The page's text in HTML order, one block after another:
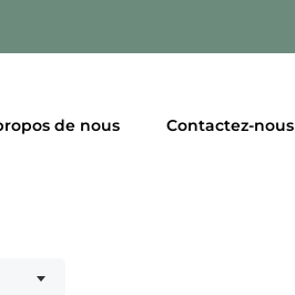
de nous Contactez-nous